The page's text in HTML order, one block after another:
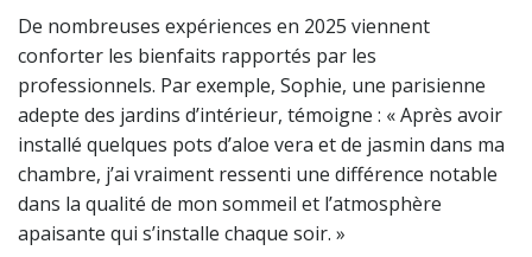
De nombreuses expériences en 2025 viennent
conforter les bienfaits rapportés par les
professionnels. Par exemple, Sophie, une parisienne
adepte des jardins d’intérieur, témoigne : « Après avoir
installé quelques pots d’aloe vera et de jasmin dans ma
chambre, j’ai vraiment ressenti une différence notable
dans la qualité de mon sommeil et l’atmosphère
apaisante qui s’installe chaque soir. »